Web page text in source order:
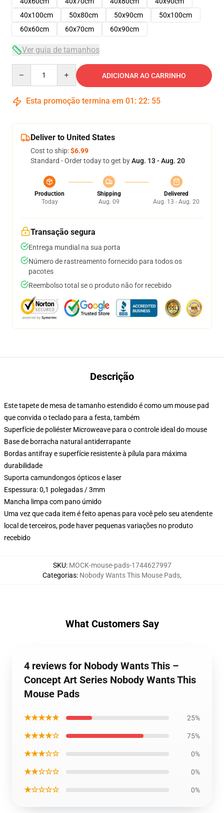
40x100cm
50x80cm 50x90cm
50x100cm
60x60cm
60x70cm 60x90cm
Ver guia de tamanhos
ADICIONAR AO CARRINHO
Esta promoção termina em 01 : 22: 54
Deliver to United States
Cost to ship:$6.99
Standard - Order today to get byAug. 13 - Aug. 20
Production
Today
Shipping
Aug. 09
Delivered
Aug. 13 - Aug. 20
Transação segura
Entrega mundial na sua porta
Número de rastreamento fornecido para todos os
pacotes
Reembolso total se o produto não for recebido
Descrição
Este tapete de mesa de tamanho estendido é como um mouse pad
que convida o teclado para a festa, também
Superfície de poliéster Microweave para o controle ideal do mouse
Base de borracha natural antiderrapante
Bordas antifray e superfície resistente à pílula para máxima
durabilidade
Suporta camundongos ópticos e laser
Espessura: 0,1 polegadas / 3mm
Mancha limpa com pano úmido
Uma vez que cada item é feito apenas para você pelo seu atendente
local de terceiros, pode haver pequenas variações no produto
recebido
SKU: MOCK-mouse-pads-1744627997
Categorias: Nobody Wants This Mouse Pads,
What Customers Say
4 reviews for Nobody Wants This –
Concept Art Series Nobody Wants This
Mouse Pads
★★★★★ 25%
★★★★☆ 75%
★★★☆☆ 0%
★★☆☆☆ 0%
★☆☆☆☆ 0%